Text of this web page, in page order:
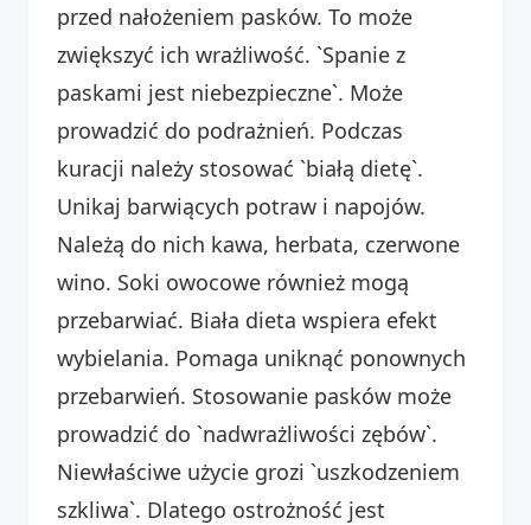
przed nałożeniem pasków. To może
zwiększyć ich wrażliwość. `Spanie z
paskami jest niebezpieczne`. Może
prowadzić do podrażnień. Podczas
kuracji należy stosować `białą dietę`.
Unikaj barwiących potraw i napojów.
Należą do nich kawa, herbata, czerwone
wino. Soki owocowe również mogą
przebarwiać. Biała dieta wspiera efekt
wybielania. Pomaga uniknąć ponownych
przebarwień. Stosowanie pasków może
prowadzić do `nadwrażliwości zębów`.
Niewłaściwe użycie grozi `uszkodzeniem
szkliwa`. Dlatego ostrożność jest